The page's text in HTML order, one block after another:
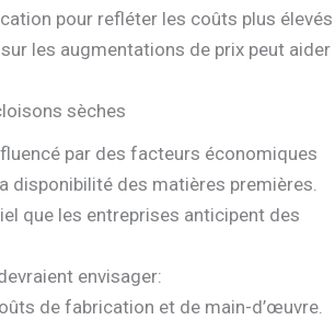
pour refléter les coûts plus élevés
les augmentations de prix peut aider
sèches
par des facteurs économiques
disponibilité des matières premières.
que les entreprises anticipent des
envisager:
de fabrication et de main-d’œuvre.